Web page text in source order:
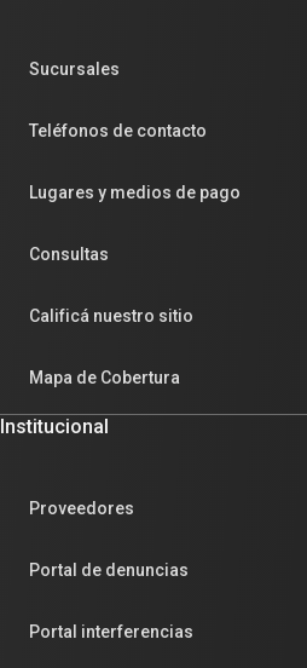
Sucursales
Teléfonos de contacto
Lugares y medios de pago
Consultas
Calificá nuestro sitio
Mapa de Cobertura
Institucional
Proveedores
Portal de denuncias
Portal interferencias